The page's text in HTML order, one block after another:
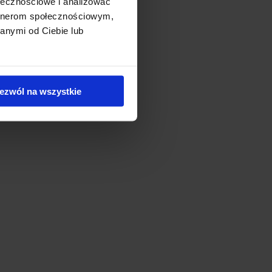
społecznościowym,
od Ciebie lub
na wszystkie